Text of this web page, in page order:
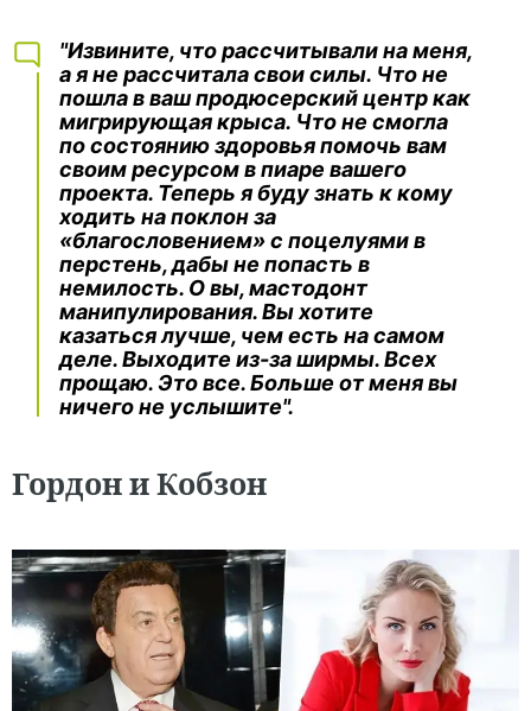
"Извините, что рассчитывали на меня,
а я не рассчитала свои силы. Что не
пошла в ваш продюсерский центр как
мигрирующая крыса. Что не смогла
по состоянию здоровья помочь вам
своим ресурсом в пиаре вашего
проекта. Теперь я буду знать к кому
ходить на поклон за
«благословением» с поцелуями в
перстень, дабы не попасть в
немилость. О вы, мастодонт
манипулирования. Вы хотите
казаться лучше, чем есть на самом
деле. Выходите из-за ширмы. Всех
прощаю. Это все. Больше от меня вы
ничего не услышите".
Гордон и Кобзон